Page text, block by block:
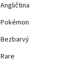
Angličtina
Pokémon
Bezbarvý
Rare